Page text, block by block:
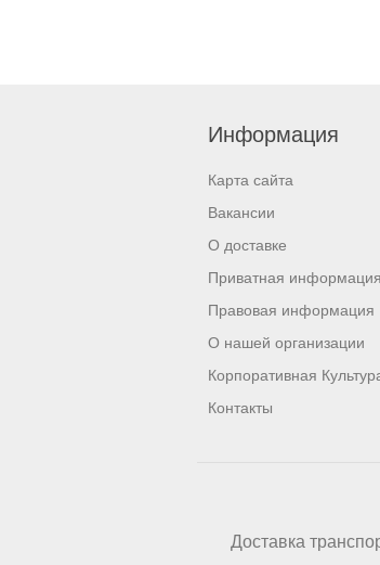
Информация
Карта сайта
Вакансии
О доставке
Приватная информация
Правовая информация
О нашей организации
Корпоративная
Контакты
Доставка